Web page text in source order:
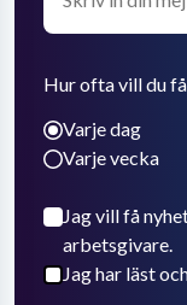
Hur ofta vill du
Varje dag
Varje vecka
Jag vill få
arbetsgivare.
Jag har läst